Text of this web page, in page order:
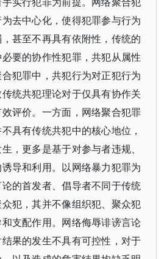
去中心化，使得犯罪参与行为
甚至不再具有依附性，传统的
要的协作性犯罪，共犯从属性
犯罪中，共犯行为对正犯行为
统共犯理论对于仅具有协作关
评价。一方面，网络聚合犯罪
具有传统共犯中的核心地位，
，更多是基于对参与者违规、
导和利用。以网络暴力犯罪为
的首发者、倡导者不同于传统
犯，其并不像组织犯、聚众犯
支配作用。网络侮辱诽谤言论
果的发生不具有可控性，对于